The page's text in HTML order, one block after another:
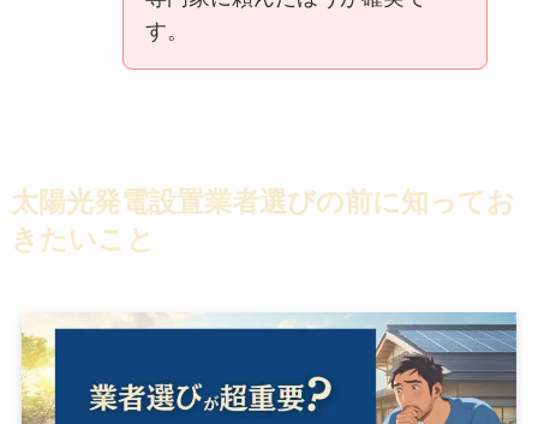
す。
太陽光発電設置業者選びの前に知ってお
きたいこと